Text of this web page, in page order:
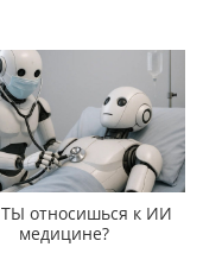
ТЫ относишься к ИИ
медицине?